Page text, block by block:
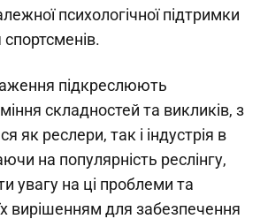
психологічної підтримки
підкреслюють
складностей та викликів, з
як реслери, так і індустрія в
на популярність реслінгу,
увагу на ці проблеми та
вирішенням для забезпечення